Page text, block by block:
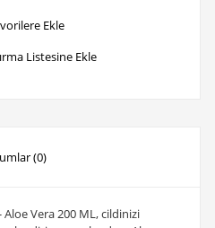
Ekle
Listesine Ekle
(0)
Vera 200 ML, cildinizi